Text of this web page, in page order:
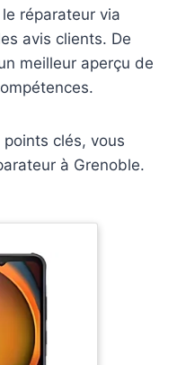
réparateur via
avis clients. De
meilleur aperçu de
clés, vous
à Grenoble.